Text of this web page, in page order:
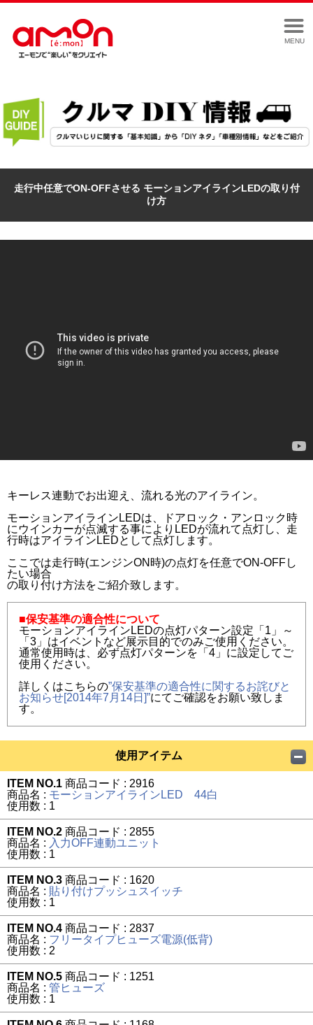
MENU
走行中任意でON-OFFさせる モーションアイラインLEDの取り付
け方
キーレス連動でお出迎え、流れる光のアイライン。
モーションアイラインLEDは、ドアロック・アンロック時
にウインカーが点滅する事によりLEDが流れて点灯し、走
行時はアイラインLEDとして点灯します。
ここでは走行時(エンジンON時)の点灯を任意でON-OFFし
たい場合
の取り付け方法をご紹介致します。
■保安基準の適合性について
モーションアイラインLEDの点灯パターン設定「1」～
「3」はイベントなど展示目的でのみご使用ください。
通常使用時は、必ず点灯パターンを「4」に設定してご
使用ください。
詳しくはこちらの”保安基準の適合性に関するお詫びと
お知らせ[2014年7月14日]”にてご確認をお願い致しま
す。
使用アイテム
ITEM NO.1 商品コード : 2916
商品名 : モーションアイラインLED 44白
使用数 : 1
ITEM NO.2 商品コード : 2855
商品名 : 入力OFF連動ユニット
使用数 : 1
ITEM NO.3 商品コード : 1620
商品名 : 貼り付けプッシュスイッチ
使用数 : 1
ITEM NO.4 商品コード : 2837
商品名 : フリータイプヒューズ電源(低背)
使用数 : 2
ITEM NO.5 商品コード : 1251
商品名 : 管ヒューズ
使用数 : 1